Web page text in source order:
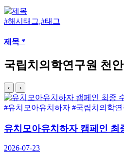
#해시태그,#태그
제목 *
국립치의학연구원 천
‹ ›
#유치모아유치하자 #국립치의학연
유치모아유치하자 캠페인 최
2026-07-23